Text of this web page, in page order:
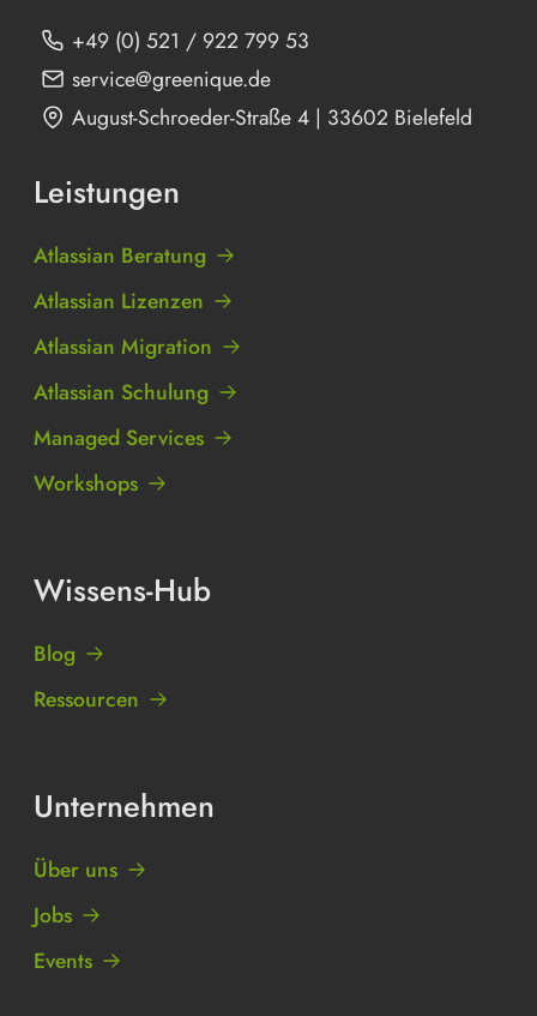
+49 (0) 521 / 922 799 53
service@greenique.de
August-Schroeder-Straße 4 | 33602 Bielefeld
Leistungen
Atlassian Beratung
Atlassian Lizenzen
Atlassian Migration
Atlassian Schulung
Managed Services
Workshops
Wissens-Hub
Blog
Ressourcen
Unternehmen
Über uns
Jobs
Events